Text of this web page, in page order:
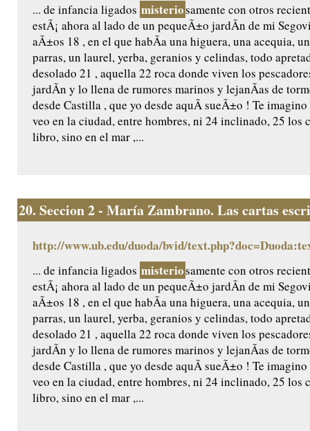
... de infancia ligados misteriosamente con otros
estÃ¡ ahora al lado de un pequeÃ±o jardÃ­n de mi
aÃ±os 18 , en el que habÃ­a una higuera, una acequia,
parras, un laurel, yerba, geranios y celindas, todo
desolado 21 , aquella 22 roca donde viven los
jardÃ­n y lo llena de rumores marinos y lejanÃ­as de
desde Castilla , que yo desde aquÃ­ sueÃ±o ! Te
veo en la ciudad, entre hombres, ni 24 inclinado, 25 los
libro, sino en el mar ,...
20. Seccion 2 - María Zambrano. Las cartas
http://www.ub.edu/duoda/bvid/
... de infancia ligados misteriosamente con otros
estÃ¡ ahora al lado de un pequeÃ±o jardÃ­n de mi
aÃ±os 18 , en el que habÃ­a una higuera, una acequia,
parras, un laurel, yerba, geranios y celindas, todo
desolado 21 , aquella 22 roca donde viven los
jardÃ­n y lo llena de rumores marinos y lejanÃ­as de
desde Castilla , que yo desde aquÃ­ sueÃ±o ! Te
veo en la ciudad, entre hombres, ni 24 inclinado, 25 los
libro, sino en el mar ,...